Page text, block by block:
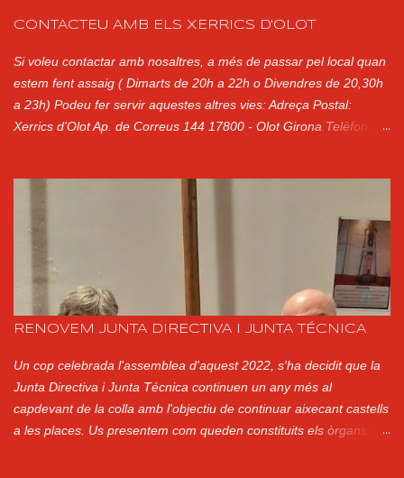
CONTACTEU AMB ELS XERRICS D'OLOT
Si voleu contactar amb nosaltres, a més de passar pel local quan
estem fent assaig ( Dimarts de 20h a 22h o Divendres de 20,30h
a 23h) Podeu fer servir aquestes altres vies: Adreça Postal:
Xerrics d'Olot Ap. de Correus 144 17800 - Olot Girona Telèfon:
Xerrics Olot a Facebook @XerricsOlot a Twitter
RENOVEM JUNTA DIRECTIVA I JUNTA TÉCNICA
Un cop celebrada l'assemblea d'aquest 2022, s'ha decidit que la
Junta Directiva i Junta Técnica continuen un any més al
capdevant de la colla amb l'objectiu de continuar aixecant castells
a les places. Us presentem com queden constituits els òrgans de